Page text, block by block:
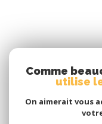
Comme
utilise
On aimerait vous